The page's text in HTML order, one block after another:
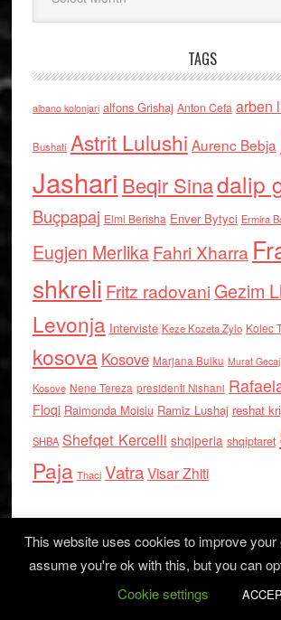
TAGS
albano kolonjari alfons Grishaj Anton Cefa arben
Bushati Astrit Lulushi Aurenc Bebja
Jashari Beqir Sinadalip
Buçpapaj Elmi Berisha Enver Bytyci Ermira
Eugjen MerlikaFahri Xharra
shkreli Fritz radovaniGezim
Levonja Interviste Keze Kozeta Zylo Kolec
kosova Kosove Marjana Bulku Murat Gecaj
Kosove Nene Tereza presidenti Nishani
Floqi Raimonda Moisiu Ramiz Lushaj reshat
SHBA Shefqet Kercelli shqiperia shqiptaret
Paja Thaci VatraVisar Zhiti
Log in
This website uses cookies to improve your
assume you're ok with this, but you can
Cookie settings